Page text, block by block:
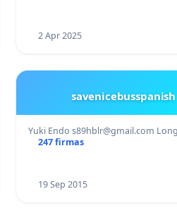
2 Apr 2025
savenicebusspanish
Yuki Endo s89hblr@gmail.com
247 firmas
19 Sep 2015